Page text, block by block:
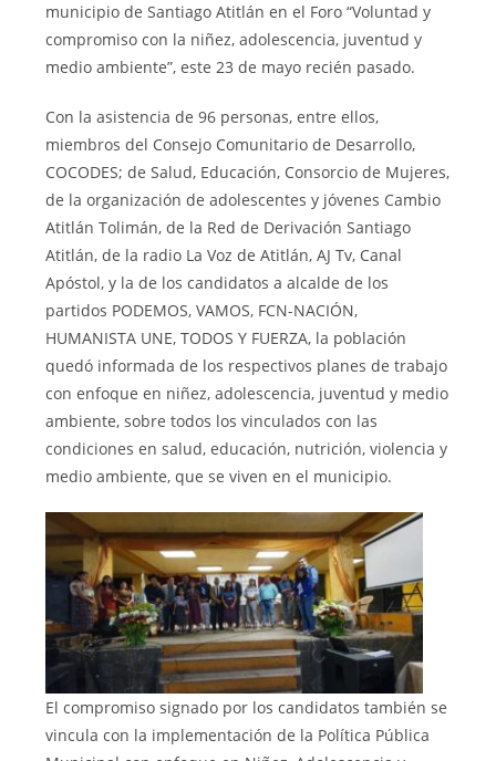
municipio de Santiago Atitlán en el Foro “Voluntad y
compromiso con la niñez, adolescencia, juventud y
medio ambiente”, este 23 de mayo recién pasado.
Con la asistencia de 96 personas, entre ellos,
miembros del Consejo Comunitario de Desarrollo,
COCODES; de Salud, Educación, Consorcio de Mujeres,
de la organización de adolescentes y jóvenes Cambio
Atitlán Tolimán, de la Red de Derivación Santiago
Atitlán, de la radio La Voz de Atitlán, AJ Tv, Canal
Apóstol, y la de los candidatos a alcalde de los
partidos PODEMOS, VAMOS, FCN-NACIÓN,
HUMANISTA UNE, TODOS Y FUERZA, la población
quedó informada de los respectivos planes de trabajo
con enfoque en niñez, adolescencia, juventud y medio
ambiente, sobre todos los vinculados con las
condiciones en salud, educación, nutrición, violencia y
medio ambiente, que se viven en el municipio.
El compromiso signado por los candidatos también se
vincula con la implementación de la Política Pública